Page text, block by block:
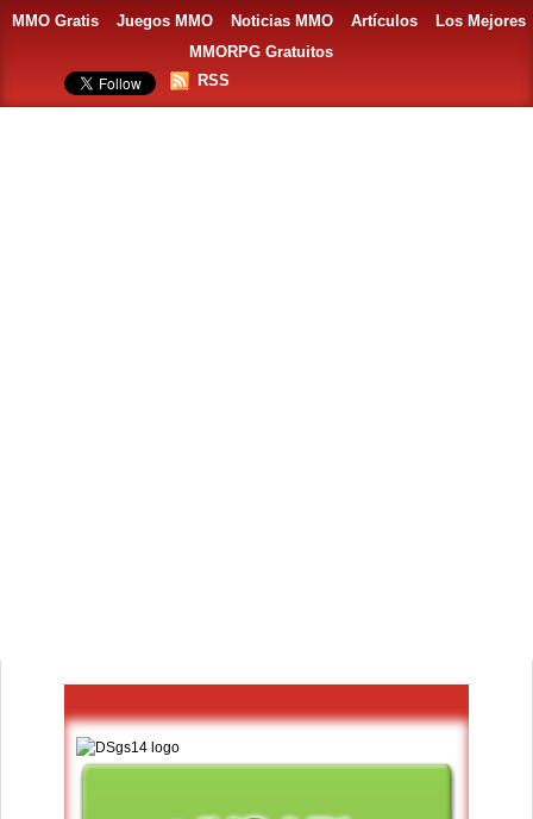
MMO Gratis Juegos MMO Noticias MMO Artículos
Los Mejores
MMORPG Gratuitos
RSS